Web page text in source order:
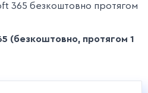
365 безкоштовно протягом
(безкоштовно, протягом 1